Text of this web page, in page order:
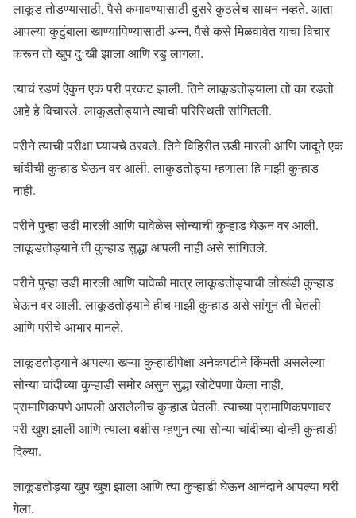
लाकूड तोडण्यासाठी, पैसे कमावण्यासाठी दुसरे कुठलेच साधन नव्हते. आता
आपल्या कुटुंबाला खाण्यापिण्यासाठी अन्न, पैसे कसे मिळवावेत याचा विचार
करून तो खुप दुःखी झाला आणि रडु लागला.
त्याचं रडणं ऐकुन एक परी प्रकट झाली. तिने लाकूडतोड्याला तो का रडतो
आहे हे विचारले. लाकूडतोड्याने त्याची परिस्थिती सांगितली.
परीने त्याची परीक्षा घ्यायचे ठरवले. तिने विहिरीत उडी मारली आणि जादूने एक
चांदीची कुऱ्हाड घेऊन वर आली. लाकुडतोड्या म्हणाला हि माझी कुऱ्हाड
नाही.
परीने पुन्हा उडी मारली आणि यावेळेस सोन्याची कुऱ्हाड घेऊन वर आली.
लाकूडतोड्याने ती कुऱ्हाड सुद्धा आपली नाही असे सांगितले.
परीने पुन्हा उडी मारली आणि यावेळी मात्र लाकूडतोड्याची लोखंडी कुऱ्हाड
घेऊन वर आली. लाकूडतोड्याने हीच माझी कुऱ्हाड असे सांगुन ती घेतली
आणि परीचे आभार मानले.
लाकूडतोड्याने आपल्या खऱ्या कुऱ्हाडीपेक्षा अनेकपटीने किंमती असलेल्या
सोन्या चांदीच्या कुऱ्हाडी समोर असुन सुद्धा खोटेपणा केला नाही,
प्रामाणिकपणे आपली असलेलीच कुऱ्हाड घेतली. त्याच्या प्रामाणिकपणावर
परी खुश झाली आणि त्याला बक्षीस म्हणुन त्या सोन्या चांदीच्या दोन्ही कुऱ्हाडी
दिल्या.
लाकूडतोड्या खुप खुश झाला आणि त्या कुऱ्हाडी घेऊन आनंदाने आपल्या घरी
गेला.